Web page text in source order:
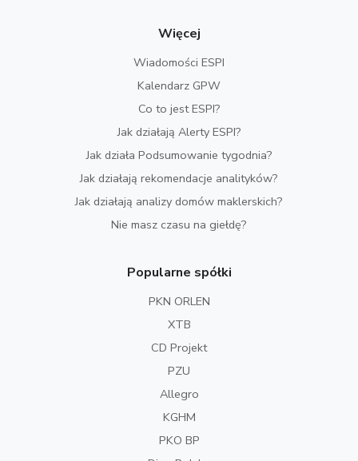
Więcej
Wiadomości ESPI
Kalendarz GPW
Co to jest ESPI?
Jak działają Alerty ESPI?
Jak działa Podsumowanie tygodnia?
Jak działają rekomendacje analityków?
Jak działają analizy domów maklerskich?
Nie masz czasu na giełdę?
Popularne spółki
PKN ORLEN
XTB
CD Projekt
PZU
Allegro
KGHM
PKO BP